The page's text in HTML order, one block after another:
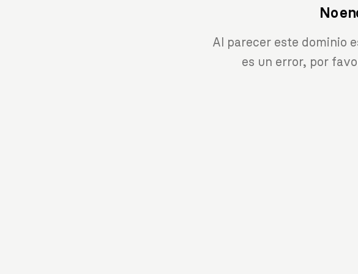
No
Al parecer este dominio
es un error, por